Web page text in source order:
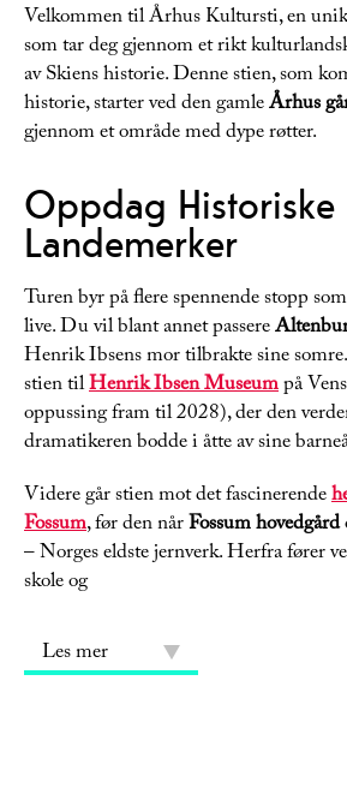
Velkommen til Århus Kultursti, en
som tar deg gjennom et rikt
av Skiens historie. Denne stien, som
historie, starter ved den gamleÅrhus
gjennom et område med dype røtter.
Oppdag Historiske
Landemerker
Turen byr på flere spennende stopp
live. Du vil blant annet passere
Henrik Ibsens mor tilbrakte sine
stien tilHenrik Ibsen Museumpå
oppussing fram til 2028), der den
dramatikeren bodde i åtte av sine
Videre går stien mot det fascinerende
Fossum, før den nårFossum hovedgård
– Norges eldste jernverk. Herfra fører
skole og
Les mer